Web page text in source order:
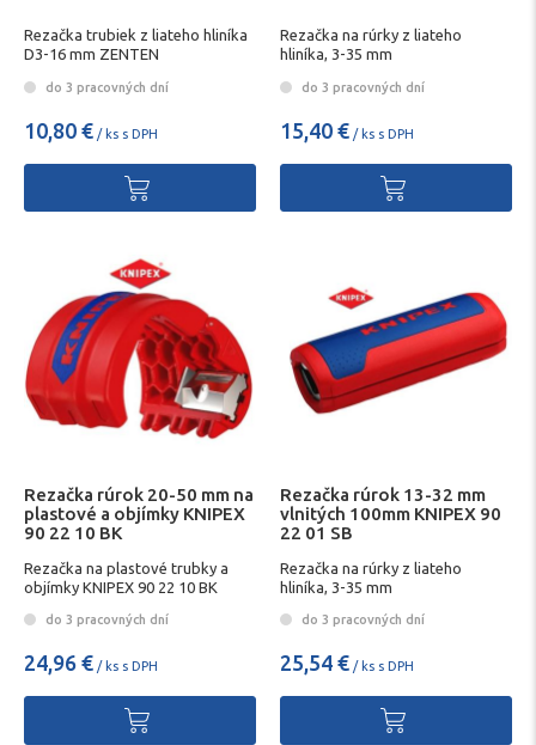
Rezačka trubiek z liateho hliníka
D3-16 mm ZENTEN
do 3 pracovných dní
10,80 € / ks s DPH
Rezačka na rúrky z liateho
hliníka, 3-35 mm
do 3 pracovných dní
15,40 € / ks s DPH
Rezačka rúrok 20-50 mm na
plastové a objímky KNIPEX
90 22 10 BK
Rezačka na plastové trubky a
objímky KNIPEX 90 22 10 BK
do 3 pracovných dní
24,96 € / ks s DPH
Rezačka rúrok 13-32 mm
vlnitých 100mm KNIPEX 90
22 01 SB
Rezačka na rúrky z liateho
hliníka, 3-35 mm
do 3 pracovných dní
25,54 € / ks s DPH